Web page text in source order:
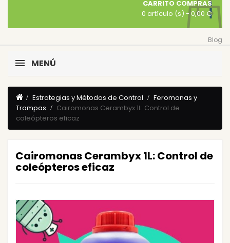
CARRITO COMPRAS
0 artículo (s) - 0,00 €
Blog
MENÚ
Estrategias y Métodos de Control
Feromonas y
Trampas
Cairomonas Cerambyx 1L: Control de
coleópteros eficaz
Cairomonas Cerambyx 1L: Control de
coleópteros eficaz